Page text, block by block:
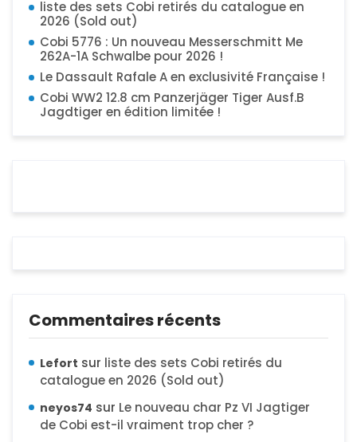
liste des sets Cobi retirés du catalogue en
2026 (Sold out)
Cobi 5776 : Un nouveau Messerschmitt Me
262A-1A Schwalbe pour 2026 !
Le Dassault Rafale A en exclusivité Française !
Cobi WW2 12.8 cm Panzerjäger Tiger Ausf.B
Jagdtiger en édition limitée !
Commentaires récents
Lefort sur liste des sets Cobi retirés du
catalogue en 2026 (Sold out)
neyos74 sur Le nouveau char Pz VI Jagtiger
de Cobi est-il vraiment trop cher ?